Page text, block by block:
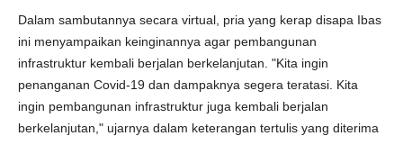
Dalam sambutannya secara virtual, pria yang kerap disapa Ibas
ini menyampaikan keinginannya agar pembangunan
infrastruktur kembali berjalan berkelanjutan. "Kita ingin
penanganan Covid-19 dan dampaknya segera teratasi. Kita
ingin pembangunan infrastruktur juga kembali berjalan
berkelanjutan," ujarnya dalam keterangan tertulis yang diterima